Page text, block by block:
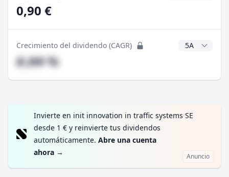
0,90 €
Crecimiento del dividendo (CAGR) Años CAGR
#,## %
Invierte en init innovation in traffic systems SE
desde 1 € y reinvierte tus dividendos
automáticamente. Abre una cuenta
ahora → Anuncio